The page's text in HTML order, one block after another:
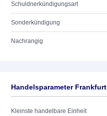
Schuldnerkündigungsart
Sonderkündigung
Nachrangig
Handelsparameter Frankfurt
Kleinste handelbare Einheit